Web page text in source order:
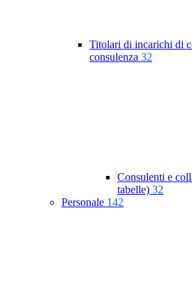
Titolari di incarichi di
consulenza 32
Consulenti e
tabelle) 32
Personale 142